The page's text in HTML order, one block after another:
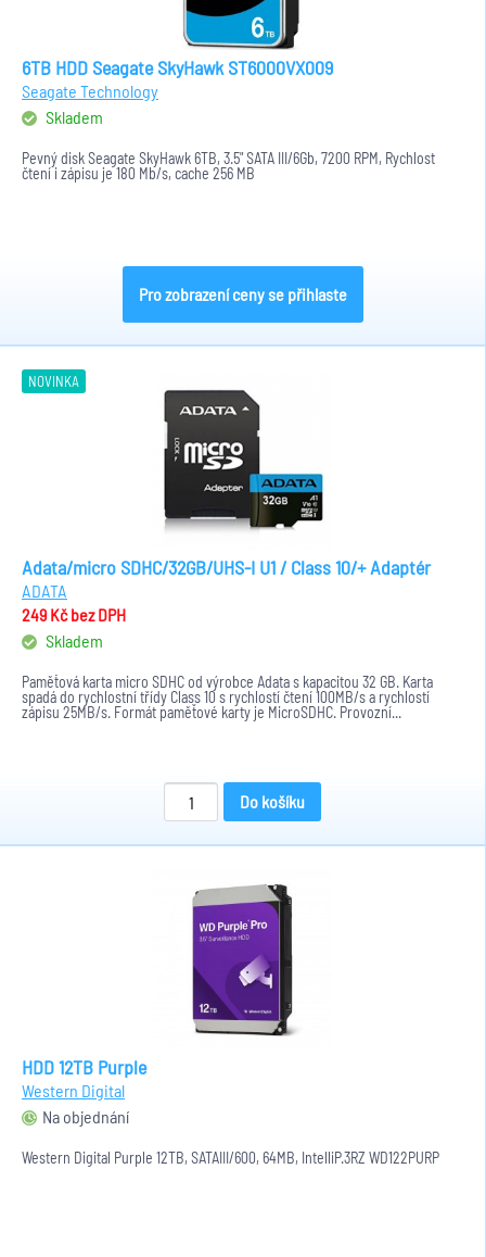
6TB HDD Seagate SkyHawk ST6000VX009
Seagate Technology
Skladem
Pevný disk Seagate SkyHawk 6TB, 3.5" SATA III/6Gb, 7200 RPM, Rychlost
čtení i zápisu je 180 Mb/s, cache 256 MB
Pro zobrazení ceny se přihlaste
NOVINKA
Adata/micro SDHC/32GB/UHS-I U1 / Class 10/+ Adaptér
ADATA
249 Kčbez DPH
Skladem
Paměťová karta micro SDHC od výrobce Adata s kapacitou 32 GB. Karta
spadá do rychlostní třídy Class 10 s rychlostí čtení 100MB/s a rychlostí
zápisu 25MB/s. Formát paměťové karty je MicroSDHC. Provozní...
Do košíku
HDD 12TB Purple
Western Digital
Na objednání
Western Digital Purple 12TB, SATAIII/600, 64MB, IntelliP.3RZ WD122PURP